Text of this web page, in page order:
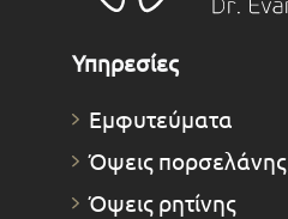
Υπηρεσίες
Εμφυτεύματα
Όψεις πορσελάνης
Όψεις ρητίνης